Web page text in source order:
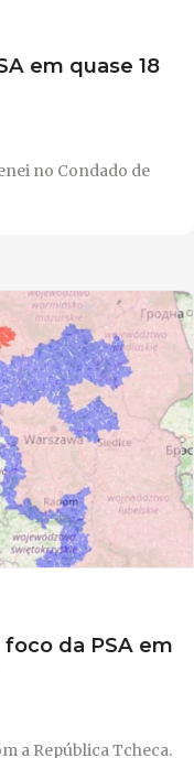
em quase 18
no Condado de
da PSA em
a República Tcheca.